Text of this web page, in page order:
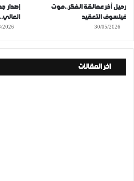
رحيل آخر عمالقة الفكر..موت
فيلسوف التعقيد
30/05/2026
إصدار
2026
اخر المقالات